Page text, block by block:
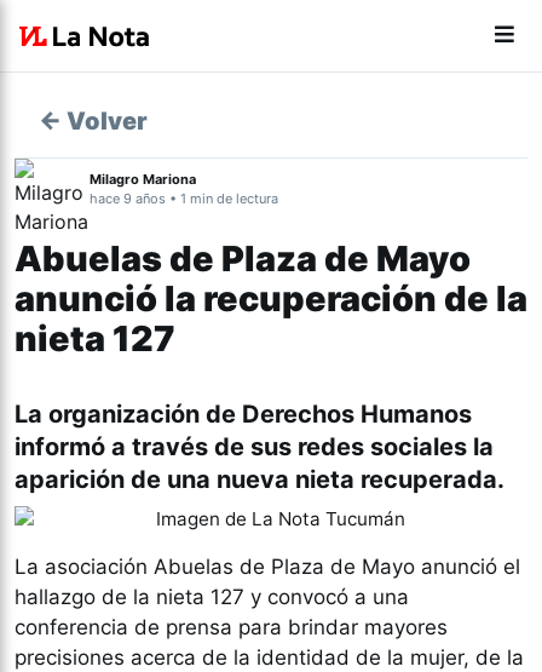
← Volver
Milagro Mariona
hace 9 años • 1 min de lectura
Abuelas de Plaza de Mayo
anunció la recuperación de la
nieta 127
La organización de Derechos Humanos
informó a través de sus redes sociales la
aparición de una nueva nieta recuperada.
La asociación Abuelas de Plaza de Mayo anunció el
hallazgo de la nieta 127 y convocó a una
conferencia de prensa para brindar mayores
precisiones acerca de la identidad de la mujer, de la